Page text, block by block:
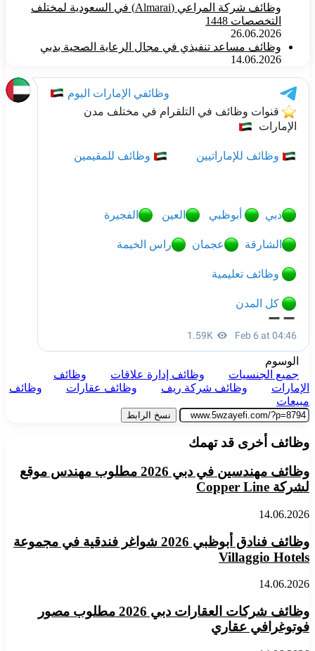
وظائف شركة المراعي (Almarai) في السعودية لمختلف
التخصصات 1448
26.06.2026
وظائف مساعد تنفيذي في مجال الرعاية الصحية بدبي
14.06.2026
الوسوم
جميع الجنسيات
وظائف إدارة علاقات
وظائف
الإمارات
وظائف شركة ريف وظائف عقارات
وظائف
مبيعات
نسخ الرابط
وظائف أخرى قد تهمك
وظائف مهندسين في دبي 2026 مطلوب مهندس موقع
لشركة Copper Line
14.06.2026
وظائف فنادق أبوظبي 2026 شواغر فندقية في مجموعة
Villaggio Hotels
14.06.2026
وظائف شركات العقارات دبي 2026 مطلوب مصور
فوتوغرافي عقاري